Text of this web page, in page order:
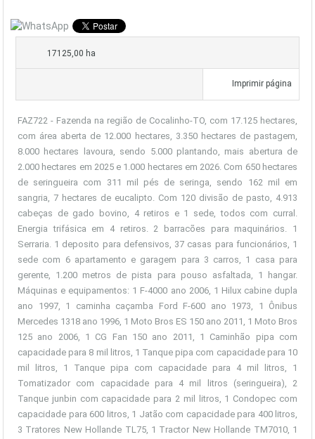
17125,00 ha
Imprimir página
FAZ722 - Fazenda na região de Cocalinho-TO, com 17.125 hectares,
com área aberta de 12.000 hectares, 3.350 hectares de pastagem,
8.000 hectares lavoura, sendo 5.000 plantando, mais abertura de
2.000 hectares em 2025 e 1.000 hectares em 2026. Com 650 hectares
de seringueira com 311 mil pés de seringa, sendo 162 mil em
sangria, 7 hectares de eucalipto. Com 120 divisão de pasto, 4.913
cabeças de gado bovino, 4 retiros e 1 sede, todos com curral.
Energia trifásica em 4 retiros. 2 barracões para maquinários. 1
Serraria. 1 deposito para defensivos, 37 casas para funcionários, 1
sede com 6 apartamento e garagem para 3 carros, 1 casa para
gerente, 1.200 metros de pista para pouso asfaltada, 1 hangar.
Máquinas e equipamentos: 1 F-4000 ano 2006, 1 Hilux cabine dupla
ano 1997, 1 caminha caçamba Ford F-600 ano 1973, 1 Ônibus
Mercedes 1318 ano 1996, 1 Moto Bros ES 150 ano 2011, 1 Moto Bros
125 ano 2006, 1 CG Fan 150 ano 2011, 1 Caminhão pipa com
capacidade para 8 mil litros, 1 Tanque pipa com capacidade para 10
mil litros, 1 Tanque pipa com capacidade para 4 mil litros, 1
Tomatizador com capacidade para 4 mil litros (seringueira), 2
Tanque junbin com capacidade para 2 mil litros, 1 Condopec com
capacidade para 600 litros, 1 Jatão com capacidade para 400 litros,
3 Tratores New Hollande TL75, 1 Tractor New Hollande TM7010, 1